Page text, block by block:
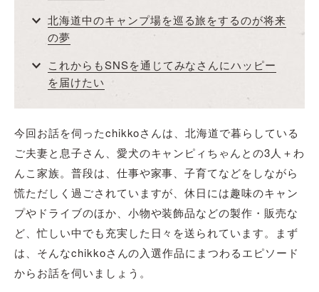
北海道中のキャンプ場を巡る旅をするのが将来
の夢
これからもSNSを通じてみなさんにハッピー
を届けたい
今回お話を伺ったchikkoさんは、北海道で暮らしている
ご夫妻と息子さん、愛犬のキャンピィちゃんとの3人＋わ
んこ家族。普段は、仕事や家事、子育てなどをしながら
慌ただしく過ごされていますが、休日には趣味のキャン
プやドライブのほか、小物や装飾品などの製作・販売な
ど、忙しい中でも充実した日々を送られています。まず
は、そんなchikkoさんの入選作品にまつわるエピソード
からお話を伺いましょう。